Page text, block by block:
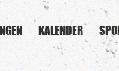
KALENDER